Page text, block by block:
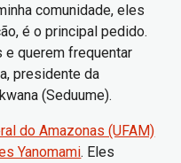
comunidade, eles
é o principal pedido.
e querem frequentar
presidente da
(Seduume).
do Amazonas (UFAM)
Yanomami. Eles